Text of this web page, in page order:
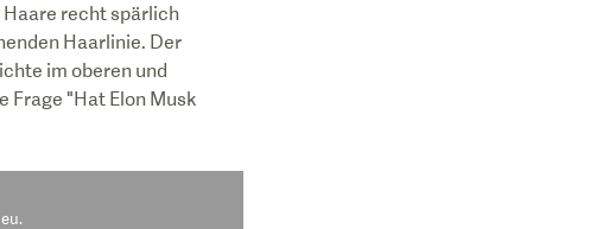
Haare recht spärlich
Haarlinie. Der
im oberen und
Frage "Hat Elon Musk